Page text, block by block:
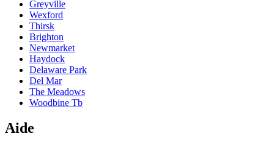
Greyville
Wexford
Thirsk
Brighton
Newmarket
Haydock
Delaware Park
Del Mar
The Meadows
Woodbine Tb
Aide